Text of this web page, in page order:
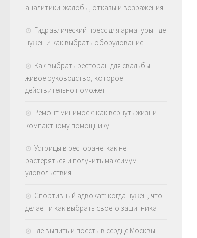
аналитики: жалобы, отказы и возражения
Гидравлический пресс для арматуры: где
нужен и как выбрать оборудование
Как выбрать ресторан для свадьбы:
живое руководство, которое
действительно поможет
Ремонт минимоек: как вернуть жизни
компактному помощнику
Устрицы в ресторане: как не
растеряться и получить максимум
удовольствия
Спортивный адвокат: когда нужен, что
делает и как выбрать своего защитника
Где выпить и поесть в сердце Москвы: